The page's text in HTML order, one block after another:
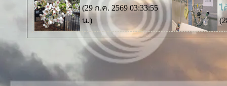
(29 ก.ค. 2569 03:33:55
น.)